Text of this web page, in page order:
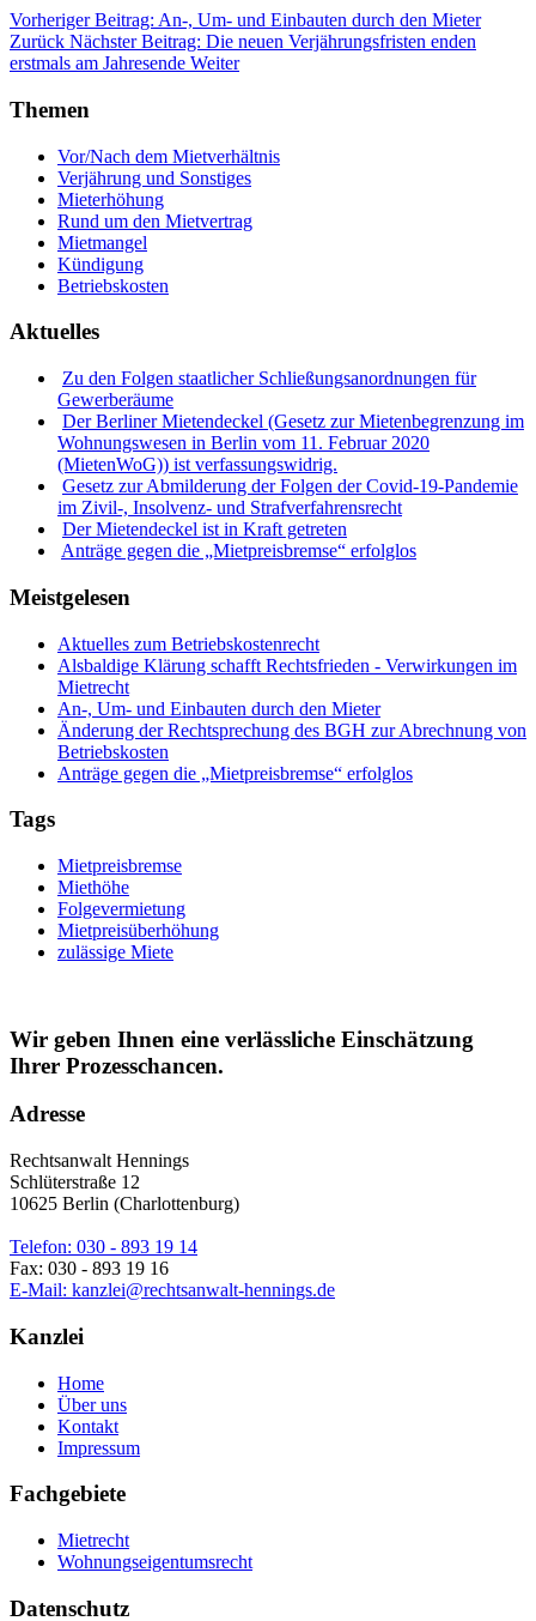
Vorheriger Beitrag: An-, Um- und Einbauten durch den Mieter
Zurück Nächster Beitrag: Die neuen Verjährungsfristen enden
erstmals am Jahresende Weiter
Themen
Vor/Nach dem Mietverhältnis
Verjährung und Sonstiges
Mieterhöhung
Rund um den Mietvertrag
Mietmangel
Kündigung
Betriebskosten
Aktuelles
Zu den Folgen staatlicher Schließungsanordnungen für
Gewerberäume
Der Berliner Mietendeckel (Gesetz zur Mietenbegrenzung im
Wohnungswesen in Berlin vom 11. Februar 2020
(MietenWoG)) ist verfassungswidrig.
Gesetz zur Abmilderung der Folgen der Covid-19-Pandemie
im Zivil-, Insolvenz- und Strafverfahrensrecht
Der Mietendeckel ist in Kraft getreten
Anträge gegen die „Mietpreisbremse“ erfolglos
Meistgelesen
Aktuelles zum Betriebskostenrecht
Alsbaldige Klärung schafft Rechtsfrieden - Verwirkungen im
Mietrecht
An-, Um- und Einbauten durch den Mieter
Änderung der Rechtsprechung des BGH zur Abrechnung von
Betriebskosten
Anträge gegen die „Mietpreisbremse“ erfolglos
Tags
Mietpreisbremse
Miethöhe
Folgevermietung
Mietpreisüberhöhung
zulässige Miete
Wir geben Ihnen eine verlässliche Einschätzung
Ihrer Prozesschancen.
Adresse
Rechtsanwalt Hennings
Schlüterstraße 12
10625 Berlin (Charlottenburg)
Telefon: 030 - 893 19 14
Fax: 030 - 893 19 16
E-Mail: kanzlei@rechtsanwalt-hennings.de
Kanzlei
Home
Über uns
Kontakt
Impressum
Fachgebiete
Mietrecht
Wohnungseigentumsrecht
Datenschutz